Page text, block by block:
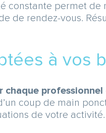
constante permet de
de rendez-vous.
à vos
chaque professionnel
coup de main
de votre